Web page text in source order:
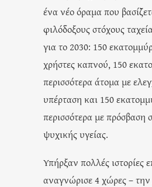
ένα νέο όραμα που
φιλόδοξους στόχους
για το 2030: 150
χρήστες καπνού, 150
περισσότερα άτομα με
υπέρταση και 150
περισσότερα με πρόσβαση
ψυχικής υγείας.
Υπήρξαν πολλές ιστορίες
αναγνώρισε 4 χώρες – την